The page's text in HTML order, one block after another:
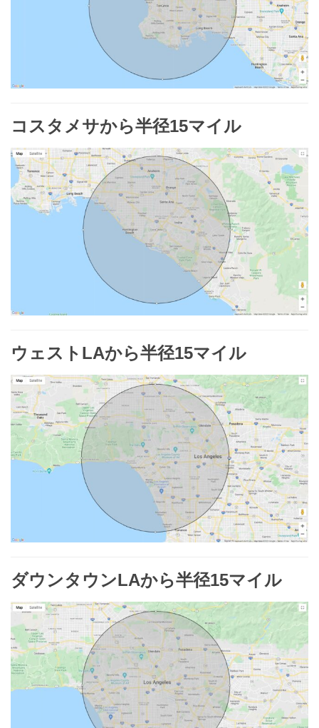
コスタメサから半径15マイル
ウェストLAから半径15マイル
ダウンタウンLAから半径15マイル